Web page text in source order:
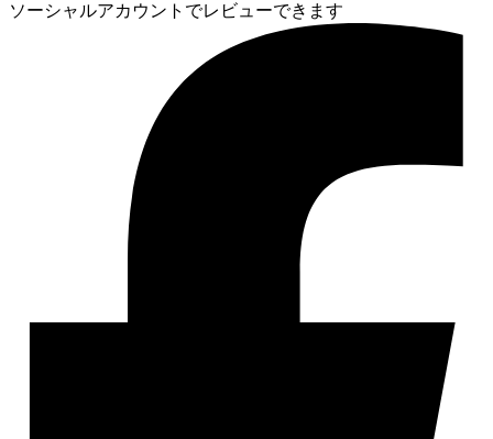
ソーシャルアカウントでレビューできます